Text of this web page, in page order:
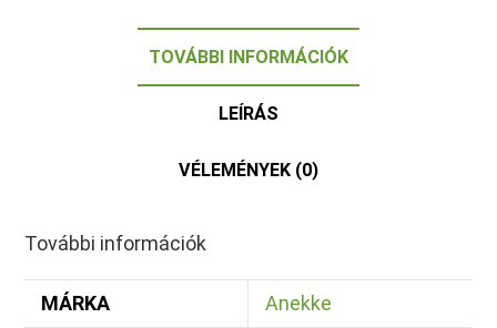
TOVÁBBI INFORMÁCIÓK
LEÍRÁS
VÉLEMÉNYEK (0)
További információk
MÁRKA Anekke